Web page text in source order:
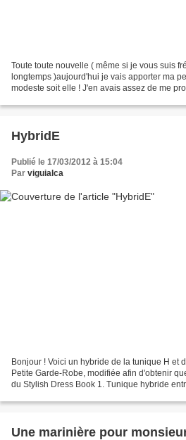
Toute toute nouvelle ( même si je vous suis
longtemps )aujourd'hui je vais apporter ma
modeste soit elle ! J'en avais assez de me
HybridE
Publié le 17/03/2012 à 15:04
Par viguialca
Bonjour ! Voici un hybride de la tunique H et
Petite Garde-Robe, modifiée afin d'obtenir
du Stylish Dress Book 1. Tunique hybride
Une marinière pour